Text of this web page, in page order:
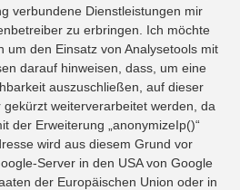
verbundene Dienstleistungen mir
zu erbringen. Ich möchte
um den Einsatz von Analysetools mit
darauf hinweisen, dass, um eine
auszuschließen, auf dieser
weiterverarbeitet werden, da
der Erweiterung „anonymizeIp()“
wird aus diesem Grund vor
Server in den USA von Google
der Europäischen Union oder in